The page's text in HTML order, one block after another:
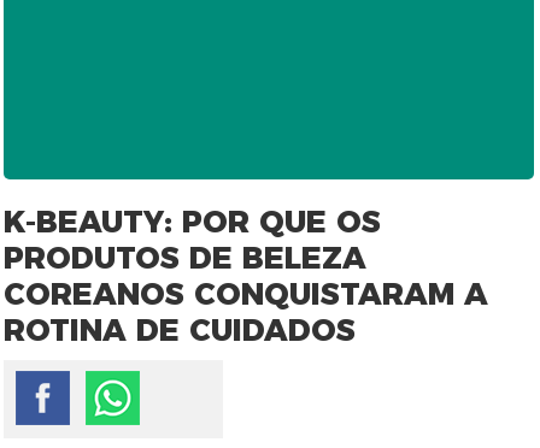
K-BEAUTY: POR QUE OS
PRODUTOS DE BELEZA
COREANOS CONQUISTARAM A
ROTINA DE CUIDADOS